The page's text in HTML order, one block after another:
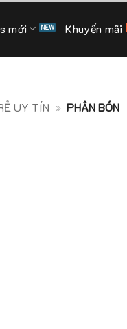
mới Khuyến mãi
UY TÍN » PHÂN BÓN